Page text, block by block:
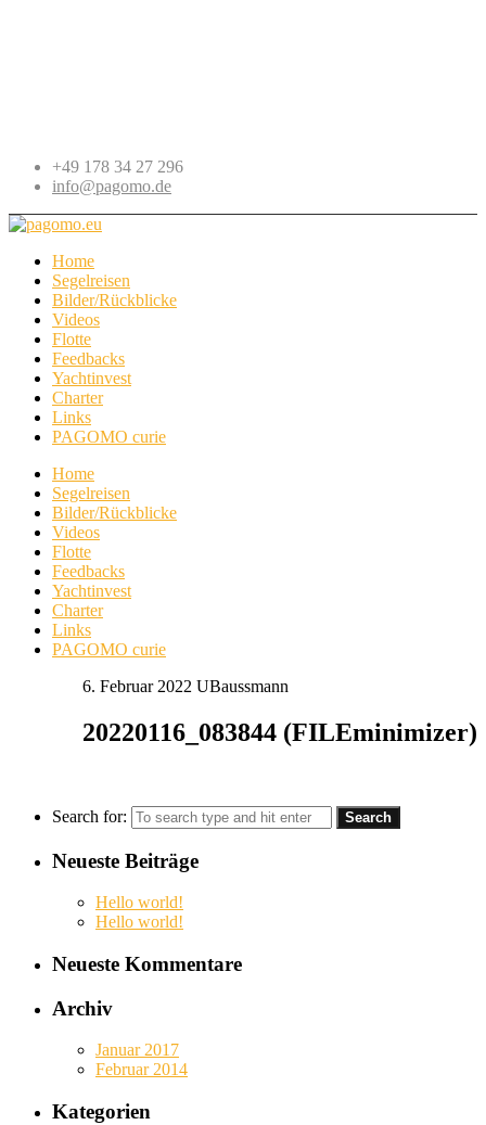
+49 178 34 27 296
info@pagomo.de
Home
Segelreisen
Bilder/Rückblicke
Videos
Flotte
Feedbacks
Yachtinvest
Charter
Links
PAGOMO curie
Home
Segelreisen
Bilder/Rückblicke
Videos
Flotte
Feedbacks
Yachtinvest
Charter
Links
PAGOMO curie
6. Februar 2022 UBaussmann
20220116_083844 (FILEminimizer)
Search for:
Neueste Beiträge
Hello world!
Hello world!
Neueste Kommentare
Archiv
Januar 2017
Februar 2014
Kategorien